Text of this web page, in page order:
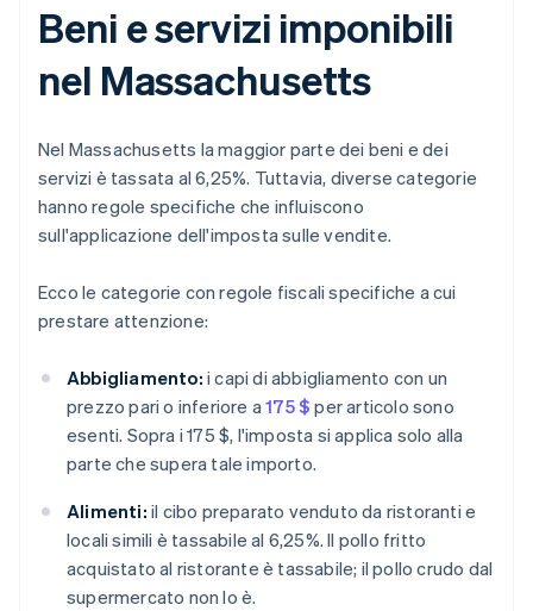
Beni e servizi imponibili
nel Massachusetts
Nel Massachusetts la maggior parte dei beni e dei
servizi è tassata al 6,25%. Tuttavia, diverse categorie
hanno regole specifiche che influiscono
sull'applicazione dell'imposta sulle vendite.
Ecco le categorie con regole fiscali specifiche a cui
prestare attenzione:
Abbigliamento: i capi di abbigliamento con un
prezzo pari o inferiore a175 $ per articolo sono
esenti. Sopra i 175 $, l'imposta si applica solo alla
parte che supera tale importo.
Alimenti: il cibo preparato venduto da ristoranti e
locali simili è tassabile al 6,25%. Il pollo fritto
acquistato al ristorante è tassabile; il pollo crudo dal
supermercato non lo è.